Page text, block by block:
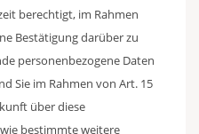
berechtigt, im Rahmen
Bestätigung darüber zu
personenbezogene Daten
Sie im Rahmen von Art. 15
über diese
bestimmte weitere